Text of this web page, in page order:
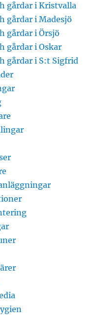
gårdar i Kristvalla
gårdar i Madesjö
gårdar i Örsjö
gårdar i Oskar
gårdar i S:t Sigfrid